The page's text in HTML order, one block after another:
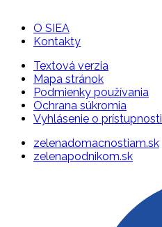
O SIEA
Kontakty
Textová verzia
Mapa stránok
Podmienky používania
Ochrana súkromia
Vyhlásenie o prístupnosti
zelenadomacnostiam.sk
zelenapodnikom.sk